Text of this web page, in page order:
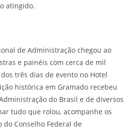
atingido.
de Administração chegou ao
e painéis com cerca de mil
três dias de evento no Hotel
histórica em Gramado recebeu
do Brasil e de diversos
tudo que rolou, acompanhe os
do Conselho Federal de